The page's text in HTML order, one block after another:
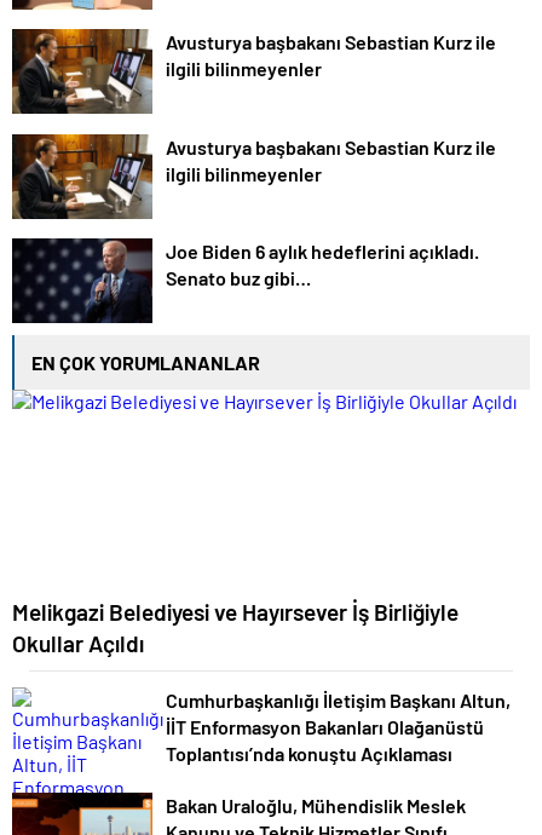
Avusturya başbakanı Sebastian Kurz ile
ilgili bilinmeyenler
Avusturya başbakanı Sebastian Kurz ile
ilgili bilinmeyenler
Joe Biden 6 aylık hedeflerini açıkladı.
Senato buz gibi…
EN ÇOK YORUMLANANLAR
Melikgazi Belediyesi ve Hayırsever İş Birliğiyle
Okullar Açıldı
Cumhurbaşkanlığı İletişim Başkanı Altun,
İİT Enformasyon Bakanları Olağanüstü
Toplantısı’nda konuştu Açıklaması
Bakan Uraloğlu, Mühendislik Meslek